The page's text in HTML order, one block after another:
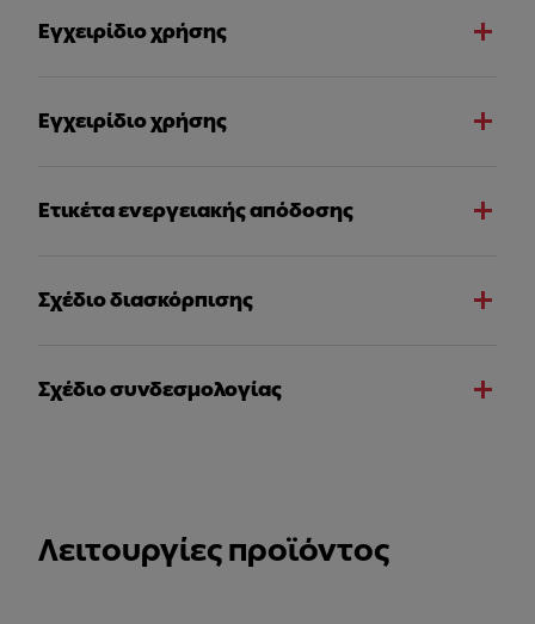
Εγχειρίδιο χρήσης
Εγχειρίδιο χρήσης
Ετικέτα ενεργειακής απόδοσης
Σχέδιο διασκόρπισης
Σχέδιο συνδεσμολογίας
Λειτουργίες προϊόντος